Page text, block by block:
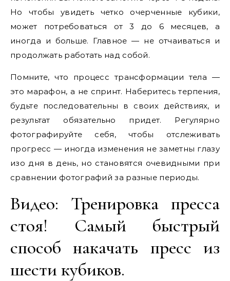
Но чтобы увидеть четко очерченные кубики,
может потребоваться от 3 до 6 месяцев, а
иногда и больше. Главное — не отчаиваться и
продолжать работать над собой.
Помните, что процесс трансформации тела —
это марафон, а не спринт. Наберитесь терпения,
будьте последовательны в своих действиях, и
результат обязательно придет. Регулярно
фотографируйте себя, чтобы отслеживать
прогресс — иногда изменения не заметны глазу
изо дня в день, но становятся очевидными при
сравнении фотографий за разные периоды.
Видео: Тренировка пресса
стоя! Самый быстрый
способ накачать пресс из
шести кубиков.